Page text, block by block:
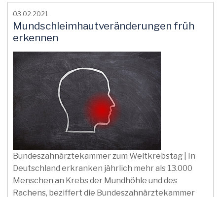
03.02.2021
Mundschleimhautveränderungen früh
erkennen
Bundeszahnärztekammer zum Weltkrebstag | In
Deutschland erkranken jährlich mehr als 13.000
Menschen an Krebs der Mundhöhle und des
Rachens, beziffert die Bundeszahnärztekammer